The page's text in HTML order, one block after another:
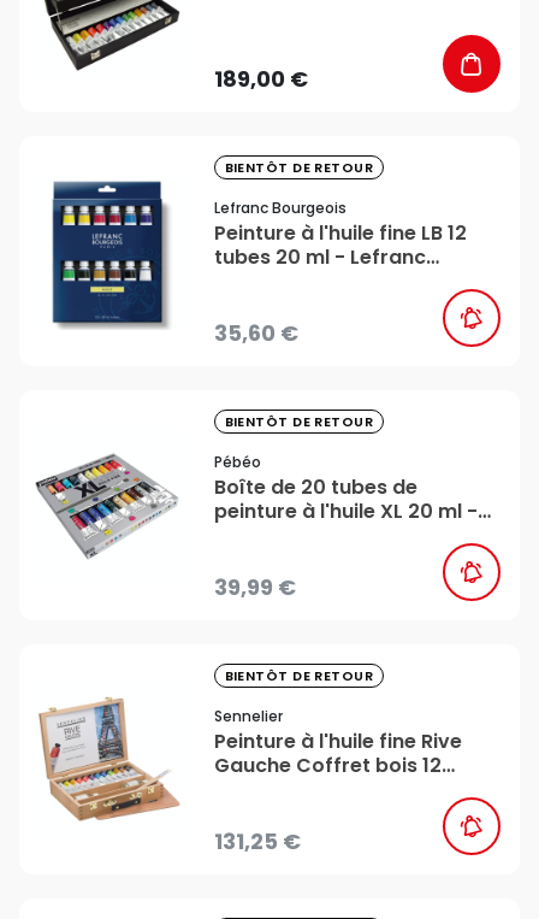
189,00 €
BIENTÔT DE RETOUR
Lefranc Bourgeois
Peinture à l'huile fine LB 12
tubes 20 ml - Lefranc
35,60 €
BIENTÔT DE RETOUR
Pébéo
Boîte de 20 tubes de
peinture à l'huile XL 20 ml -
39,99 €
BIENTÔT DE RETOUR
Sennelier
Peinture à l'huile fine Rive
Gauche Coffret bois 12
131,25 €